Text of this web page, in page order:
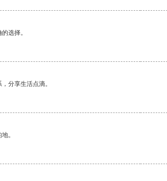
选择。
分享生活点滴。
。